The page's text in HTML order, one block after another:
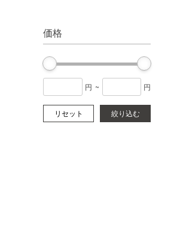
価格
円 ~ 円
リセット 絞り込む